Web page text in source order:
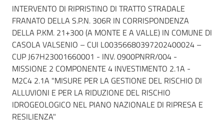
INTERVENTO DI RIPRISTINO DI TRATTO STRADALE
FRANATO DELLA S.P.N. 306R IN CORRISPONDENZA
DELLA P.KM. 21+300 (A MONTE E A VALLE) IN COMUNE DI
CASOLA VALSENIO – CUI L00356680397202400024 –
CUP J67H23001660001 - INV. 0900PNRR/004 -
MISSIONE 2 COMPONENTE 4 INVESTIMENTO 2.1A -
M2C4 2.1A "MISURE PER LA GESTIONE DEL RISCHIO DI
ALLUVIONI E PER LA RIDUZIONE DEL RISCHIO
IDROGEOLOGICO NEL PIANO NAZIONALE DI RIPRESA E
RESILIENZA"